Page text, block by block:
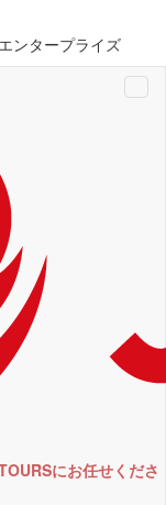
ンタープライズ
にお任せくださ